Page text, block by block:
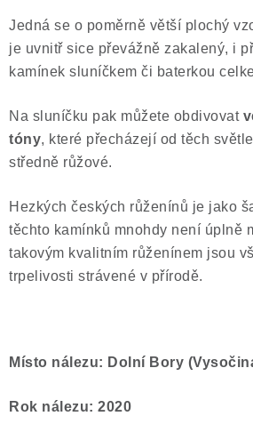
Jedná se o poměrně větší plochý
je uvnitř sice převážně zakalený, i
kamínek sluníčkem či baterkou
Na sluníčku pak můžete obdivovat
tóny, které přecházejí od těch
středně růžové.
Hezkých českých růženínů je jako
těchto kamínků mnohdy není úplně
takovým kvalitním růženínem jsou
trpelivosti strávené v přírodě.
Místo nálezu: Dolní Bory
Rok nálezu: 2020